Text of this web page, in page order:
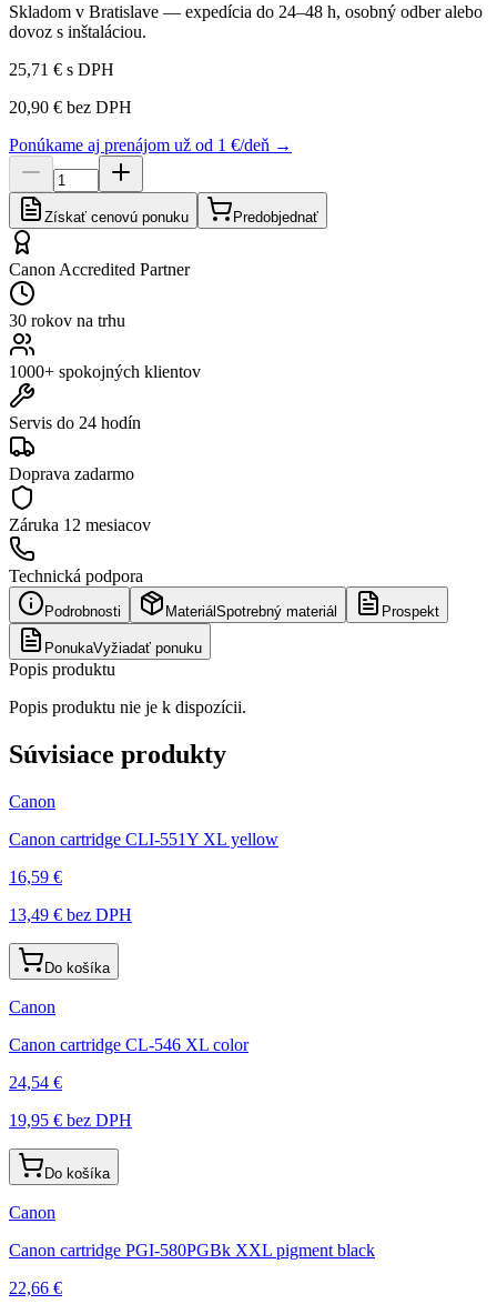
Skladom v Bratislave — expedícia do 24–48 h, osobný odber alebo
dovoz s inštaláciou.
25,71 € s DPH
20,90 € bez DPH
Ponúkame aj prenájom už od 1 €/deň →
Získať cenovú ponuku Predobjednať
Canon Accredited Partner
30 rokov na trhu
1000+ spokojných klientov
Servis do 24 hodín
Doprava zadarmo
Záruka 12 mesiacov
Technická podpora
Podrobnosti Materiál Spotrebný materiál Prospekt
PonukaVyžiadať ponuku
Popis produktu
Popis produktu nie je k dispozícii.
Súvisiace produkty
Canon
Canon cartridge CLI-551Y XL yellow
16,59 €
13,49 € bez DPH
Do košíka
Canon
Canon cartridge CL-546 XL color
24,54 €
19,95 € bez DPH
Do košíka
Canon
Canon cartridge PGI-580PGBk XXL pigment black
22,66 €